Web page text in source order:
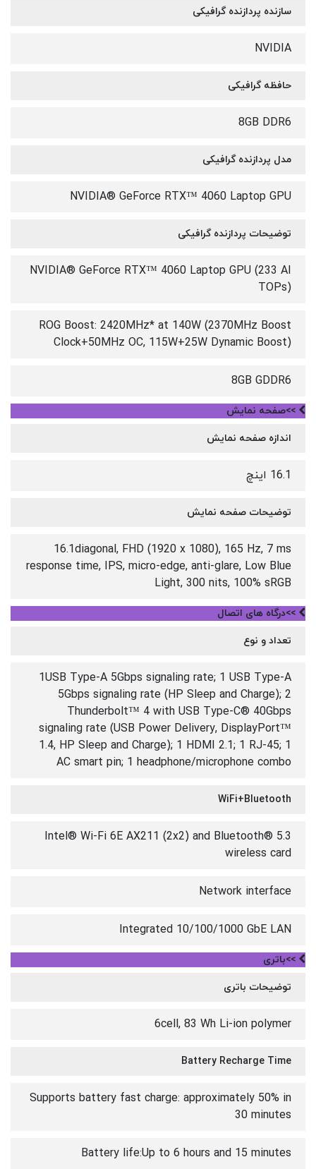
سازنده پردازنده گرافیکی
NVIDIA
حافظه گرافیکی
8GB DDR6
مدل پردازنده گرافیکی
NVIDIA® GeForce RTX™ 4060 Laptop GPU
توضیحات پردازنده گرافیکی
NVIDIA® GeForce RTX™ 4060 Laptop GPU (233 AI
TOPs)
ROG Boost: 2420MHz* at 140W (2370MHz Boost
Clock+50MHz OC, 115W+25W Dynamic Boost)
8GB GDDR6
>>صفحه نمایش
اندازه صفحه نمایش
16.1 اینچ
توضیحات صفحه نمایش
16.1diagonal, FHD (1920 x 1080), 165 Hz, 7 ms
response time, IPS, micro-edge, anti-glare, Low Blue
Light, 300 nits, 100% sRGB
>>درگاه های اتصال
تعداد و نوع
1USB Type-A 5Gbps signaling rate; 1 USB Type-A
5Gbps signaling rate (HP Sleep and Charge); 2
Thunderbolt™ 4 with USB Type-C® 40Gbps
signaling rate (USB Power Delivery, DisplayPort™
1.4, HP Sleep and Charge); 1 HDMI 2.1; 1 RJ-45; 1
AC smart pin; 1 headphone/microphone combo
WiFi+Bluetooth
Intel® Wi-Fi 6E AX211 (2x2) and Bluetooth® 5.3
wireless card
Network interface
Integrated 10/100/1000 GbE LAN
>>باتری
توضیحات باتری
6cell, 83 Wh Li-ion polymer
Battery Recharge Time
Supports battery fast charge: approximately 50% in
30 minutes
Battery life:Up to 6 hours and 15 minutes